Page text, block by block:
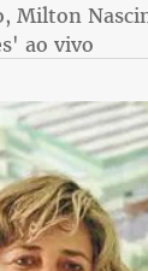
Milton
ao vivo